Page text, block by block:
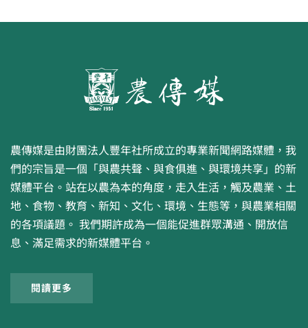
農傳媒是由財團法人豐年社所成立的專業新聞網路媒體，我
們的宗旨是一個「與農共聲、與食俱進、與環境共享」的新
媒體平台。站在以農為本的角度，走入生活，觸及農業、土
地、食物、教育、新知、文化、環境、生態等，與農業相關
的各項議題。 我們期許成為一個能促進群眾溝通、開放信
息、滿足需求的新媒體平台。
閱讀更多